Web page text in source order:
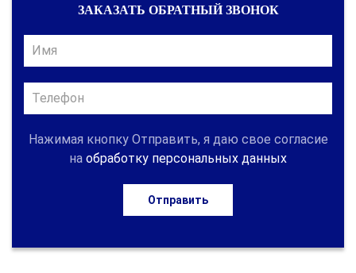
ЗАКАЗАТЬ ОБРАТНЫЙ ЗВОНОК
Нажимая кнопку Отправить, я даю свое согласие
на обработку персональных данных
Отправить